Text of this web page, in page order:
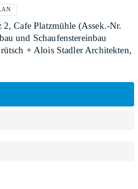
2, Cafe Platzmühle (Assek.-Nr.
und Schaufenstereinbau
+ Alois Stadler Architekten,